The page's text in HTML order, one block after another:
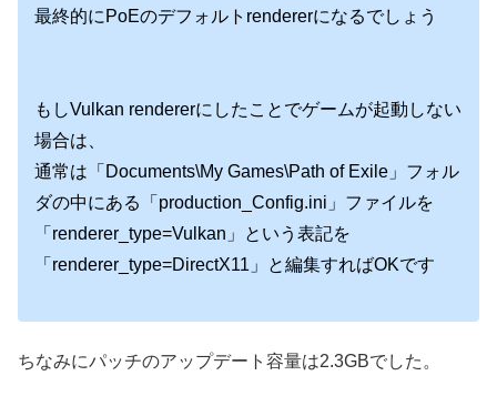
最終的にPoEのデフォルトrendererになるでしょう
もしVulkan rendererにしたことでゲームが起動しない
場合は、
通常は「Documents\My Games\Path of Exile」フォル
ダの中にある「production_Config.ini」ファイルを
「renderer_type=Vulkan」という表記を
「renderer_type=DirectX11」と編集すればOKです
ちなみにパッチのアップデート容量は2.3GBでした。